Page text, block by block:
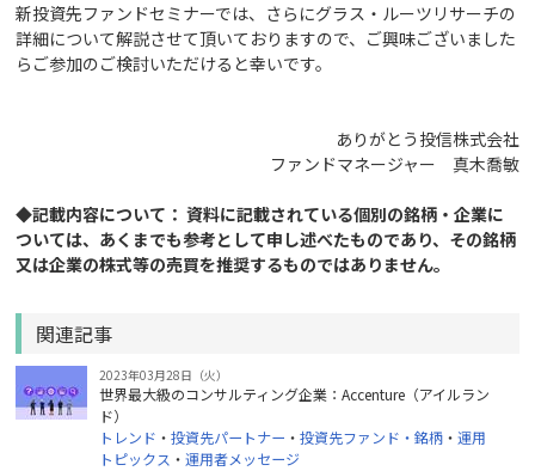
新投資先ファンドセミナーでは、さらにグラス・ルーツリサーチの
詳細について解説させて頂いておりますので、ご興味ございました
らご参加のご検討いただけると幸いです。
ありがとう投信株式会社
ファンドマネージャー 真木喬敏
◆記載内容について： 資料に記載されている個別の銘柄・企業に
ついては、あくまでも参考として申し述べたものであり、その銘柄
又は企業の株式等の売買を推奨するものではありません。
関連記事
2023年03月28日（火）
世界最大級のコンサルティング企業：Accenture（アイルラン
ド）
トレンド ・投資先パートナー ・投資先ファンド・銘柄 ・運用
トピックス ・運用者メッセージ